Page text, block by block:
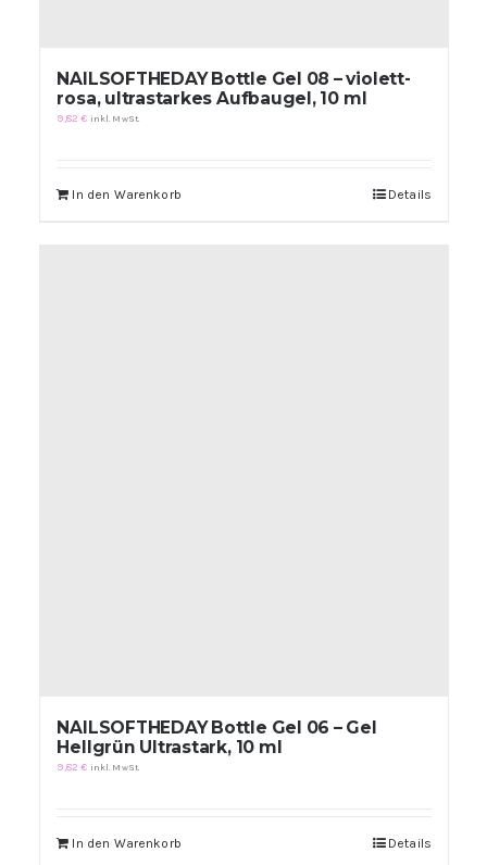
NAILSOFTHEDAY Bottle Gel 08 – violett-
rosa, ultrastarkes Aufbaugel, 10 ml
9,82€ inkl. MwSt.
In den Warenkorb Details
NAILSOFTHEDAY Bottle Gel 06 – Gel
Hellgrün Ultrastark, 10 ml
9,82€ inkl. MwSt.
In den Warenkorb Details